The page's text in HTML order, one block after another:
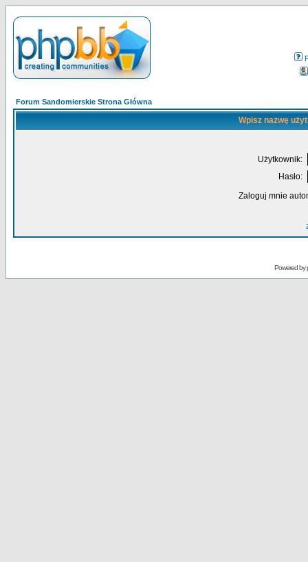
Forum Sandomierskie Strona Główna
Wpisz nazwę
Użytkownik:
Hasło:
Zaloguj mnie
Powered by